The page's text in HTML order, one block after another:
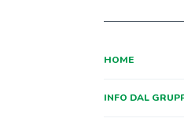
HOME
INFO DAL